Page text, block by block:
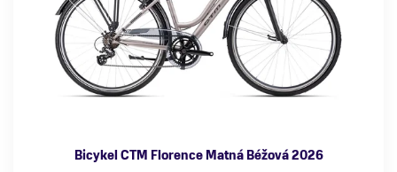
Bicykel CTM Florence Matná Béžová 2026